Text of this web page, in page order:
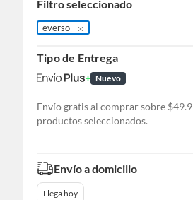
Filtro seleccionado
everso
Tipo de Entrega
Nuevo
Envío gratis al comprar sobre
productos seleccionados.
Envío a domicilio
Llega hoy